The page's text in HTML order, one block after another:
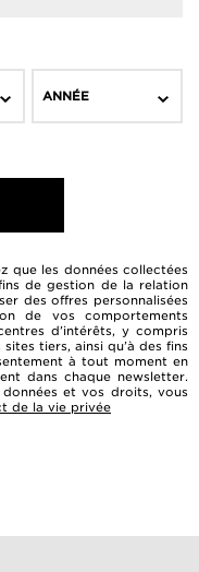
ANNÉE
que les données collectées
de gestion de la relation
des offres personnalisées
de vos comportements
d’intérêts, y compris
tiers, ainsi qu’à des fins
à tout moment en
dans chaque newsletter.
et vos droits, vous
de la vie privée